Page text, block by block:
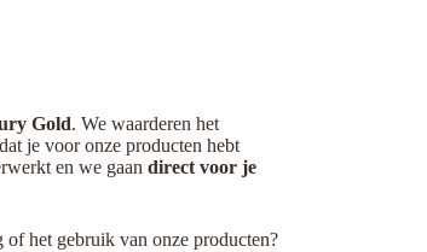
Gold. We waarderen het
je voor onze producten hebt
en we gaan direct voor je
het gebruik van onze producten?